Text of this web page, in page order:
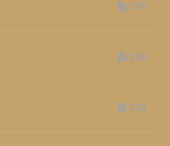
276
268
236